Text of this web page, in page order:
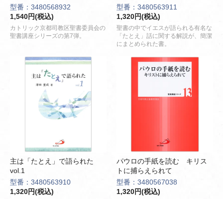
型番：3480568932
1,540円(税込)
カトリック京都司教区聖書委員会の
聖書講座シリーズの第7弾。
型番：3480563911
1,320円(税込)
聖書の中でイエスが語られる有名な
「たとえ」話に関する解説が、簡潔
にまとめられた書。
主は「たとえ」で語られた
vol.1
型番：3480563910
1,320円(税込)
パウロの手紙を読む キリス
トに捕らえられて
型番：3480567038
1,320円(税込)